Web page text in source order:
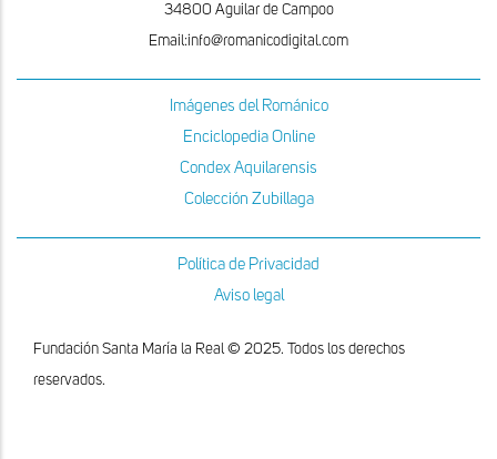
34800 Aguilar de Campoo
Email:info@romanicodigital.com
Imágenes del Románico
Enciclopedia Online
Condex Aquilarensis
Colección Zubillaga
Política de Privacidad
Aviso legal
Fundación Santa María la Real © 2025. Todos los derechos
reservados.